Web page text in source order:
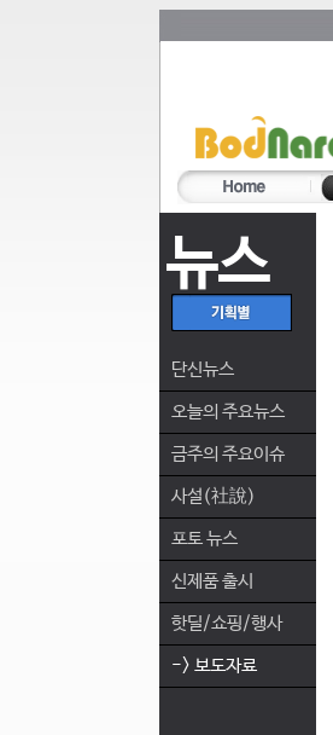
뉴스
단신뉴스
오늘의 주요뉴스
금주의 주요이슈
사설(社說)
포토 뉴스
신제품 출시
핫딜/쇼핑/행사
-> 보도자료